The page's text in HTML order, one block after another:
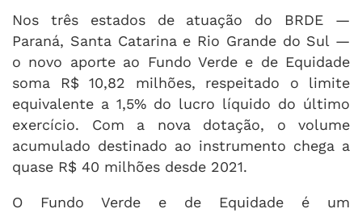
Nos três estados de atuação do BRDE —
Paraná, Santa Catarina e Rio Grande do Sul —
o novo aporte ao Fundo Verde e de Equidade
soma R$ 10,82 milhões, respeitado o limite
equivalente a 1,5% do lucro líquido do último
exercício. Com a nova dotação, o volume
acumulado destinado ao instrumento chega a
quase R$ 40 milhões desde 2021.
O Fundo Verde e de Equidade é um